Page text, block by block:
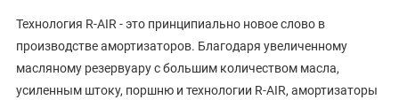
Технология R-AIR - это принципиально новое слово в
производстве амортизаторов. Благодаря увеличенному
масляному резервуару с большим количеством масла,
усиленным штоку, поршню и технологии R-AIR, амортизаторы